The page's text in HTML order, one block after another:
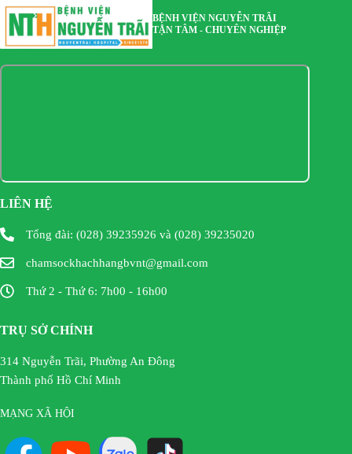
BỆNH VIỆN NGUYỄN TRÃI
TẬN TÂM - CHUYÊN NGHIỆP
LIÊN HỆ
Tổng đài: (028) 39235926 và (028) 39235020
chamsockhachhangbvnt@gmail.com
Thứ 2 - Thứ 6: 7h00 - 16h00
TRỤ SỞ CHÍNH
314 Nguyễn Trãi, Phường An Đông
Thành phố Hồ Chí Minh
MẠNG XÃ HỘI